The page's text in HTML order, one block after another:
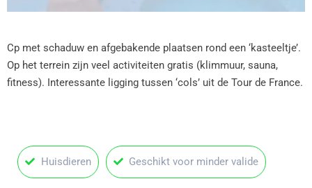
Cp met schaduw en afgebakende plaatsen rond een ‘kasteeltje’.
Op het terrein zijn veel activiteiten gratis (klimmuur, sauna,
fitness). Interessante ligging tussen ‘cols’ uit de Tour de France.
Huisdieren Geschikt voor minder valide